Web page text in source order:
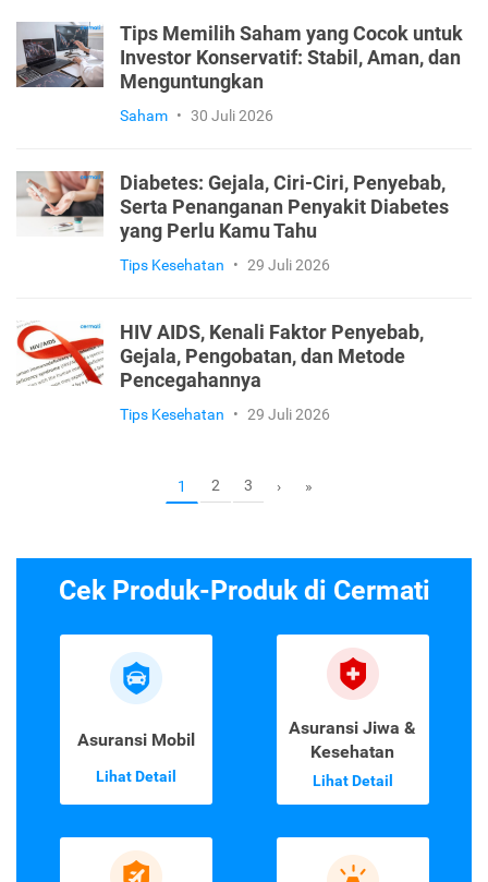
Tips Memilih Saham yang Cocok untuk
Investor Konservatif: Stabil, Aman, dan
Menguntungkan
Saham • 30 Juli 2026
Diabetes: Gejala, Ciri-Ciri, Penyebab,
Serta Penanganan Penyakit Diabetes
yang Perlu Kamu Tahu
Tips Kesehatan • 29 Juli 2026
HIV AIDS, Kenali Faktor Penyebab,
Gejala, Pengobatan, dan Metode
Pencegahannya
Tips Kesehatan • 29 Juli 2026
1 2 3 › »
Cek Produk-Produk di Cermati
Asuransi Mobil
Lihat Detail
Asuransi Jiwa &
Kesehatan
Lihat Detail